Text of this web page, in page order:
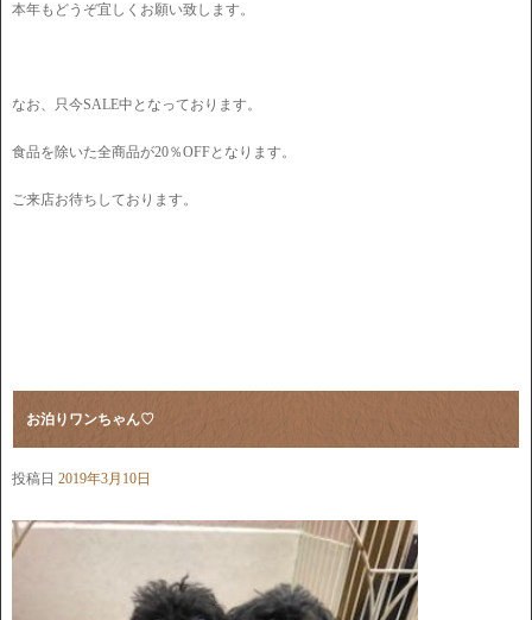
本年もどうぞ宜しくお願い致します。
なお、只今SALE中となっております。
食品を除いた全商品が20％OFFとなります。
ご来店お待ちしております。
お泊りワンちゃん♡
投稿日 2019年3月10日